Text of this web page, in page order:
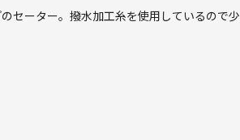
セーター。撥水加工糸を使用しているので少